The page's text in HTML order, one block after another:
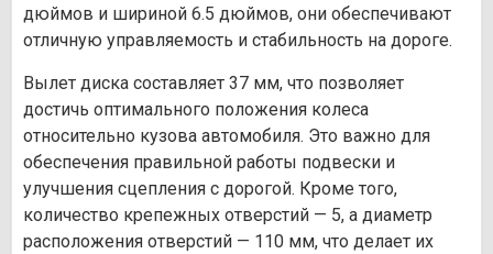
дюймов и шириной 6.5 дюймов, они обеспечивают
отличную управляемость и стабильность на дороге.
Вылет диска составляет 37 мм, что позволяет
достичь оптимального положения колеса
относительно кузова автомобиля. Это важно для
обеспечения правильной работы подвески и
улучшения сцепления с дорогой. Кроме того,
количество крепежных отверстий — 5, а диаметр
расположения отверстий — 110 мм, что делает их